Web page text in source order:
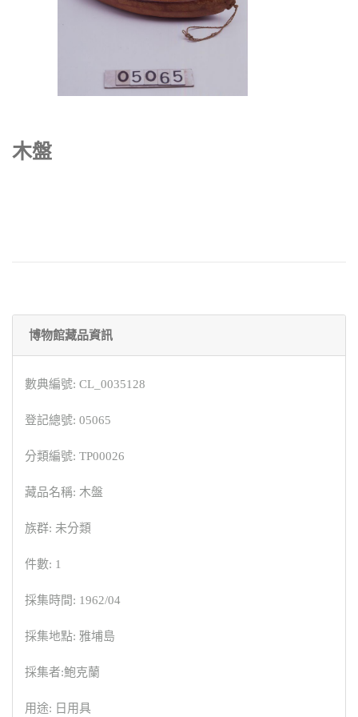
木盤
博物館藏品資訊
數典編號: CL_0035128
登記總號: 05065
分類編號: TP00026
藏品名稱: 木盤
族群: 未分類
件數: 1
採集時間: 1962/04
採集地點: 雅埔島
採集者:鮑克蘭
用途: 日用具